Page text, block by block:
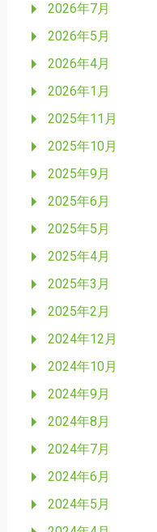
2026年7月
2026年5月
2026年4月
2026年1月
2025年11月
2025年10月
2025年9月
2025年6月
2025年5月
2025年4月
2025年3月
2025年2月
2024年12月
2024年10月
2024年9月
2024年8月
2024年7月
2024年6月
2024年5月